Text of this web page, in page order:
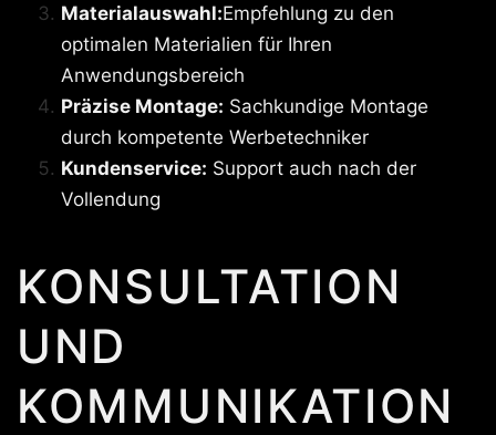
Materialauswahl:Empfehlung zu den
optimalen Materialien für Ihren
Anwendungsbereich
Präzise Montage: Sachkundige Montage
durch kompetente Werbetechniker
Kundenservice: Support auch nach der
Vollendung
KONSULTATION
UND
KOMMUNIKATION